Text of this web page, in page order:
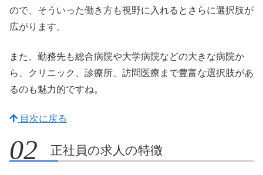
ので、そういった働き方も視野に入れるとさらに選択肢が
広がります。
また、勤務先も総合病院や大学病院などの大きな病院か
ら、クリニック、診療所、訪問医療まで豊富な選択肢があ
るのも魅力的ですね。
目次に戻る
正社員の求人の特徴